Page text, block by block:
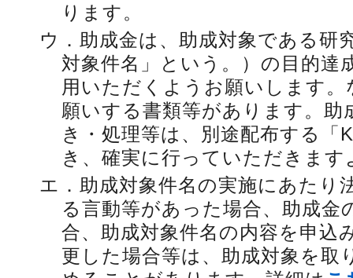
ります。
ウ． 助成金は、助成対象である研
対象件名」という。）の目的達
用いただくようお願いします
願いする書類等があります。助
き・処理等は、別途配布する「
き、確実に行っていただきま
エ． 助成対象件名の実施にあたり
る言動等があった場合、助成金
合、助成対象件名の内容を申込
更した場合等は、助成対象を取